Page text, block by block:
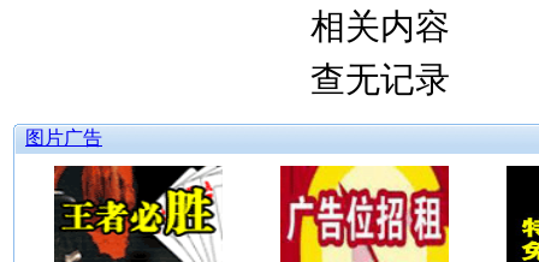
相关内容
查无记录
图片广告